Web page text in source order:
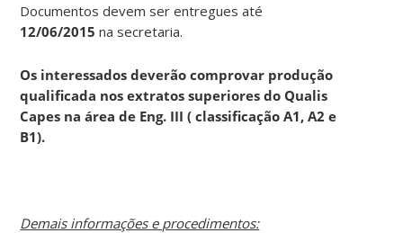
Documentos devem ser entregues até
12/06/2015na secretaria.
Os interessados deverão comprovar produção
qualificada nos extratos superiores do Qualis
Capes na área de Eng. III ( classificação A1, A2 e
B1).
Demais informações e procedimentos: